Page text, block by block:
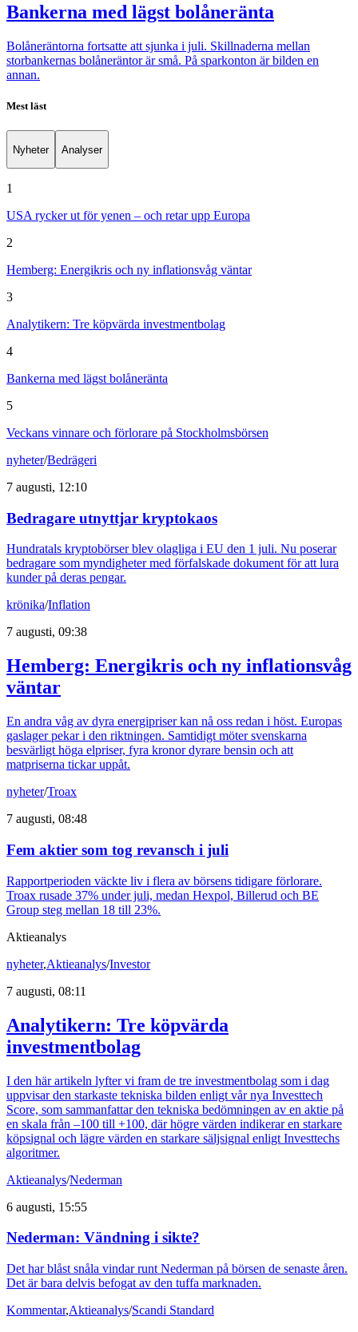
Bankerna med lägst bolåneränta
Bolåneräntorna fortsatte att sjunka i juli. Skillnaderna mellan
storbankernas bolåneräntor är små. På sparkonton är bilden en
annan.
Mest läst
Nyheter Analyser
1
USA rycker ut för yenen – och retar upp Europa
2
Hemberg: Energikris och ny inflationsvåg väntar
3
Analytikern: Tre köpvärda investmentbolag
4
Bankerna med lägst bolåneränta
5
Veckans vinnare och förlorare på Stockholmsbörsen
nyheter/Bedrägeri
7 augusti, 12:10
Bedragare utnyttjar kryptokaos
Hundratals kryptobörser blev olagliga i EU den 1 juli. Nu poserar
bedragare som myndigheter med förfalskade dokument för att lura
kunder på deras pengar.
krönika/Inflation
7 augusti, 09:38
Hemberg: Energikris och ny inflationsvåg
väntar
En andra våg av dyra energipriser kan nå oss redan i höst. Europas
gaslager pekar i den riktningen. Samtidigt möter svenskarna
besvärligt höga elpriser, fyra kronor dyrare bensin och att
matpriserna tickar uppåt.
nyheter/Troax
7 augusti, 08:48
Fem aktier som tog revansch i juli
Rapportperioden väckte liv i flera av börsens tidigare förlorare.
Troax rusade 37% under juli, medan Hexpol, Billerud och BE
Group steg mellan 18 till 23%.
Aktieanalys
nyheter,Aktieanalys/Investor
7 augusti, 08:11
Analytikern: Tre köpvärda
investmentbolag
I den här artikeln lyfter vi fram de tre investmentbolag som i dag
uppvisar den starkaste tekniska bilden enligt vår nya Investtech
Score, som sammanfattar den tekniska bedömningen av en aktie på
en skala från –100 till +100, där högre värden indikerar en starkare
köpsignal och lägre värden en starkare säljsignal enligt Investtechs
algoritmer.
Aktieanalys/Nederman
6 augusti, 15:55
Nederman: Vändning i sikte?
Det har blåst snåla vindar runt Nederman på börsen de senaste åren.
Det är bara delvis befogat av den tuffa marknaden.
Kommentar,Aktieanalys/Scandi Standard